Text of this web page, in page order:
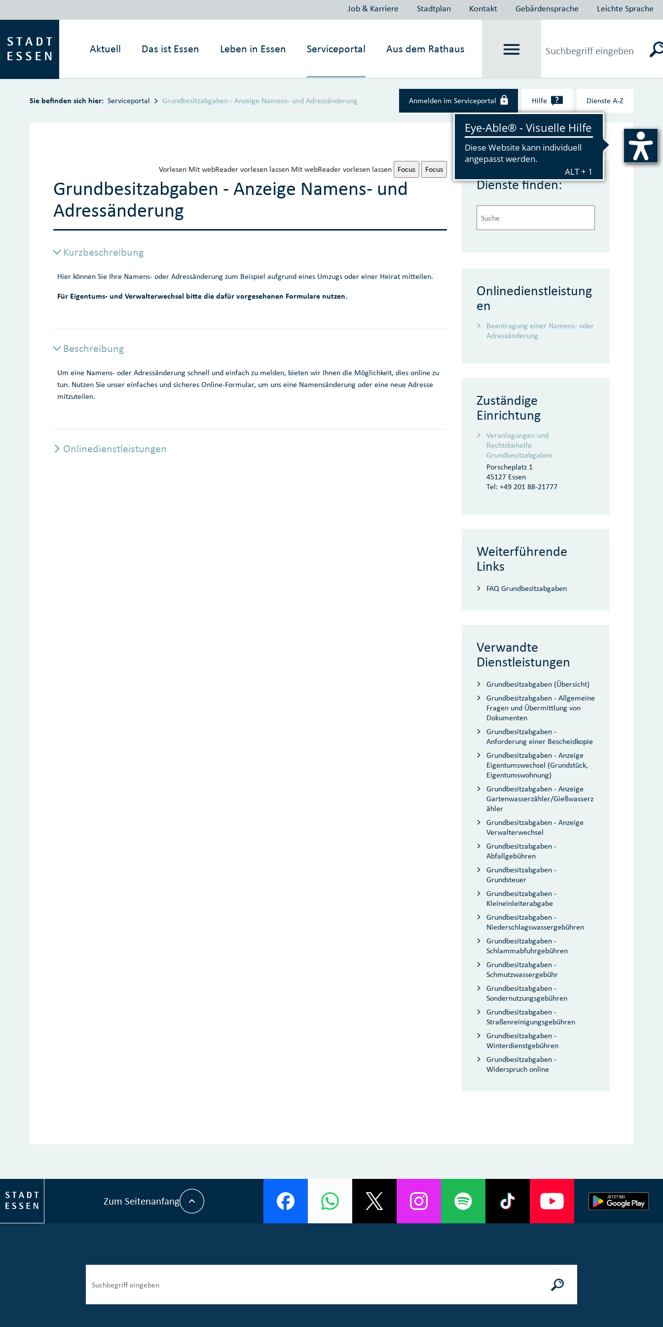
Job & Karriere Stadtplan Kontakt Gebärdensprache Leichte Sprache
Aktuell Das ist Essen Leben in Essen Serviceportal Aus dem Rathaus
Sie befinden sich hier: Serviceportal Grundbesitzabgaben - Anzeige Namens- und Adressänderung Anmelden im Serviceportal Hilfe ? Dienste A‑Z
Vorlesen Mit webReader vorlesen lassen Mit webReader vorlesen lassen Focus Focus
Grundbesitzabgaben - Anzeige Namens- und
Adressänderung
Kurzbeschreibung
Hier können Sie Ihre Namens- oder Adressänderung zum Beispiel aufgrund eines Umzugs oder einer Heirat mitteilen.
Für Eigentums- und Verwalterwechsel bitte die dafür vorgesehenen Formulare nutzen.
Beschreibung
Um eine Namens- oder Adressänderung schnell und einfach zu melden, bieten wir Ihnen die Möglichkeit, dies online zu
tun. Nutzen Sie unser einfaches und sicheres Online-Formular, um uns eine Namensänderung oder eine neue Adresse
mitzuteilen.
Onlinedienstleistungen
Dienste finden:
Onlinedienstleistung
en
Beantragung einer Namens- oder
Adressänderung
Zuständige
Einrichtung
Veranlagungen und
Rechtsbehelfe
Grundbesitzabgaben
Porscheplatz 1
45127 Essen
Tel: +49 201 88-21777
Weiterführende
Links
FAQ Grundbesitzabgaben
Verwandte
Dienstleistungen
Grundbesitzabgaben (Übersicht)
Grundbesitzabgaben - Allgemeine
Fragen und Übermittlung von
Dokumenten
Grundbesitzabgaben -
Anforderung einer Bescheidkopie
Grundbesitzabgaben - Anzeige
Eigentumswechsel (Grundstück,
Eigentumswohnung)
Grundbesitzabgaben - Anzeige
Gartenwasserzähler/Gießwasserz
ähler
Grundbesitzabgaben - Anzeige
Verwalterwechsel
Grundbesitzabgaben -
Abfallgebühren
Grundbesitzabgaben -
Grundsteuer
Grundbesitzabgaben -
Kleineinleiterabgabe
Grundbesitzabgaben -
Niederschlagswassergebühren
Grundbesitzabgaben -
Schlammabfuhrgebühren
Grundbesitzabgaben -
Schmutzwassergebühr
Grundbesitzabgaben -
Sondernutzungsgebühren
Grundbesitzabgaben -
Straßenreinigungsgebühren
Grundbesitzabgaben -
Winterdienstgebühren
Grundbesitzabgaben -
Widerspruch online
Zum Seitenanfang